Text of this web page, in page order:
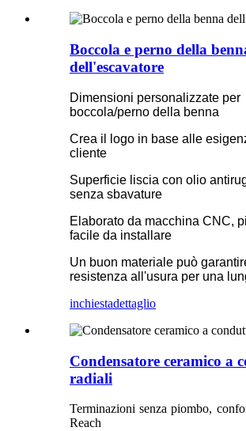
Boccola e perno della
dell'escavatore
Dimensioni personalizzate per
boccola/perno della benna
Crea il logo in base alle
cliente
Superficie liscia con olio
senza sbavature
Elaborato da macchina CNC,
facile da installare
Un buon materiale può
resistenza all'usura per una
inchiestadettaglio
Condensatore ceramico a
radiali
Terminazioni senza piombo,
Reach